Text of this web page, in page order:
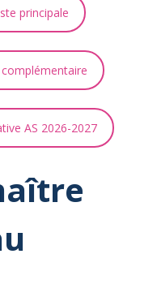
principale
AS 2026-2027